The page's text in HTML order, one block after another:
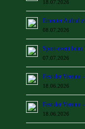
18.07.2026
Erneuter Aufruf
08.07.2026
Sport-event beim
07.07.2026
Fest der Vereine
18.06.2026
Fest der Vereine
18.06.2026